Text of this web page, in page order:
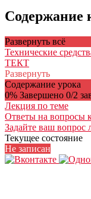
Содержание
Развернуть всё
Технические
ТЕКТ
Развернуть
Содержание урока
0% Завершено 0/2
Лекция по теме
Ответы на вопросы
Задайте ваш вопрос
Текущее состояние
Не записан